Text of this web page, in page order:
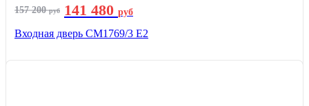
157 200руб 141 480 руб
Входная дверь СМ1769/3 Е2